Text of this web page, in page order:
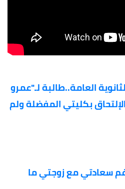
العامة..طالبة لـ"عمرو
بكليتي المفضلة ولم
سعادتي مع زوجتي ما